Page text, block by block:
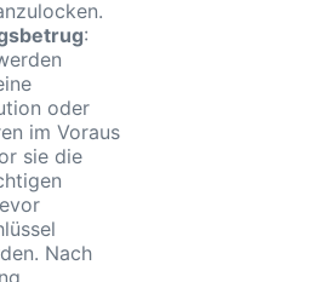
:
oder
im Voraus
sie die
Nach